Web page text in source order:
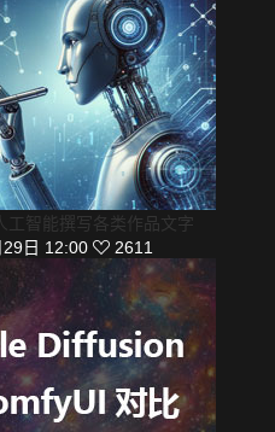
工智能撰写各类作品文字
29日 12:00
2611